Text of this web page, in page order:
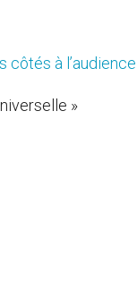
côtés à l’audience
»